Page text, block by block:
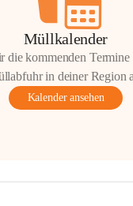
Beschwerden.
von
Müllkalender
die kommenden
in deiner Region
Kalender ansehen